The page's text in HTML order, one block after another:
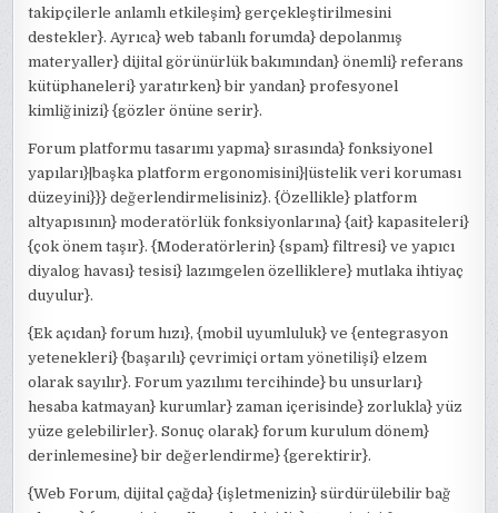
takipçilerle anlamlı etkileşim} gerçekleştirilmesini
destekler}. Ayrıca} web tabanlı forumda} depolanmış
materyaller} dijital görünürlük bakımından} önemli} referans
kütüphaneleri} yaratırken} bir yandan} profesyonel
kimliğinizi} {gözler önüne serir}.
Forum platformu tasarımı yapma} sırasında} fonksiyonel
yapıları}|başka platform ergonomisini}|üstelik veri koruması
düzeyini}}} değerlendirmelisiniz}. {Özellikle} platform
altyapısının} moderatörlük fonksiyonlarına} {ait} kapasiteleri}
{çok önem taşır}. {Moderatörlerin} {spam} filtresi} ve yapıcı
diyalog havası} tesisi} lazımgelen özelliklere} mutlaka ihtiyaç
duyulur}.
{Ek açıdan} forum hızı}, {mobil uyumluluk} ve {entegrasyon
yetenekleri} {başarılı} çevrimiçi ortam yönetilişi} elzem
olarak sayılır}. Forum yazılımı tercihinde} bu unsurları}
hesaba katmayan} kurumlar} zaman içerisinde} zorlukla} yüz
yüze gelebilirler}. Sonuç olarak} forum kurulum dönem}
derinlemesine} bir değerlendirme} {gerektirir}.
{Web Forum, dijital çağda} {işletmenizin} sürdürülebilir bağ